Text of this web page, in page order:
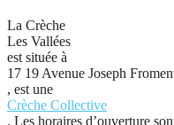
La Crèche
Les Vallées
est située à
17 19 Avenue Joseph
, est une
Crèche Collective
. Les horaires d’ouverture